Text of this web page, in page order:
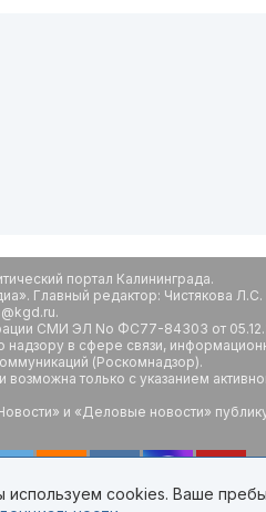
портал Калининграда.
Главный редактор: Чистякова Л.С.
СМИ ЭЛ No ФС77-84303 от
в сфере связи,
(Роскомнадзор).
только с указанием
и «Деловые новости»
cookies. Ваше